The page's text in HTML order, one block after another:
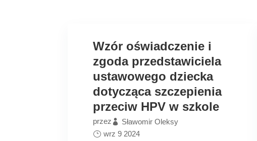
Wzór oświadczenie i
zgoda przedstawiciela
ustawowego dziecka
dotycząca szczepienia
przeciw HPV w szkole
przez
Sławomir Oleksy
wrz 9 2024